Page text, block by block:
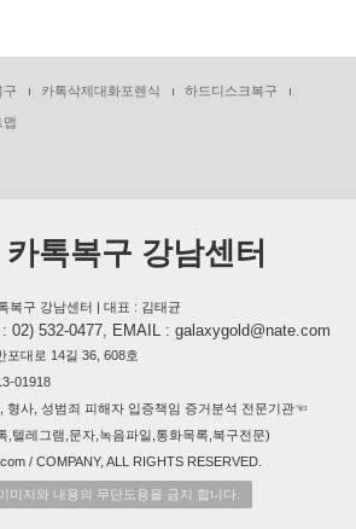
구 카톡삭제대화포렌식 하드디스크복구
맵
톡복구 강남센터
복구 강남센터 | 대표 : 김태균
02) 532-0477, EMAIL : galaxygold@nate.com
포대로 14길 36, 608호
01918
형사, 성범죄 피해자 입증책임 증거분석 전문기관☜
,텔레그램,문자,녹음파일,통화목록,복구전문)
/ COMPANY, ALL RIGHTS RESERVED.
미지와 내용의 무단도용을 금지 합니다.